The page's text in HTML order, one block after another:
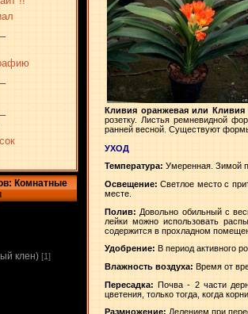
Комнатные
клен) [1]
Кливия оранжевая или Кливия
розетку. Листья ремневидной
ранней весной. Существуют
УХОД
Температура: Умеренная. Зимой
Освещение: Светлое место с
месте.
Полив: Довольно обильный с
лейки можно использовать
содержится в прохладном
Удобрение: В период активного
Влажность воздуха: Время от
Пересадка: Почва - 2 части
цветения, только тогда, когда
Размножение: Делением при